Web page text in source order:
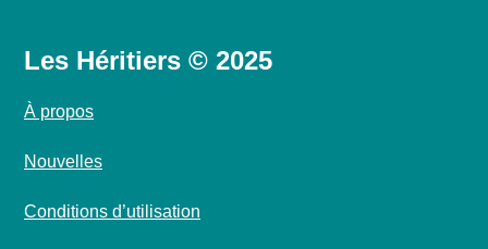
Les Héritiers © 2025
À propos
Nouvelles
Conditions d’utilisation